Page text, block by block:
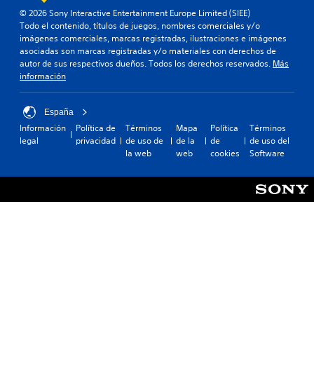
© 2026 Sony Interactive Entertainment Europe Limited (SIEE)
Todo el contenido, títulos de juegos, nombres comerciales y/o
imágenes comerciales, marcas registradas, ilustraciones e imágenes
asociadas son marcas registradas y/o materiales con derechos de
autor de sus respectivos dueños. Todos los derechos reservados. Más
información
España
Información
legal
Política de
privacidad
Términos
de uso de
la web
Mapa
de la
web
Política
de
cookies
Términos
de uso del
Software